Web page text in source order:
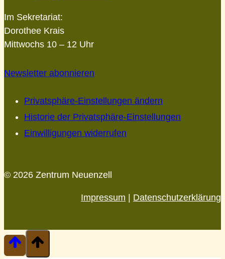
Im Sekretariat:
Dorothee Krais
Mittwochs 10 – 12 Uhr
Newsletter abonnieren
Privatsphäre-Einstellungen ändern
Historie der Privatsphäre-Einstellungen
Einwilligungen widerrufen
© 2026 Zentrum Neuenzell
Impressum | Datenschutzerklärung